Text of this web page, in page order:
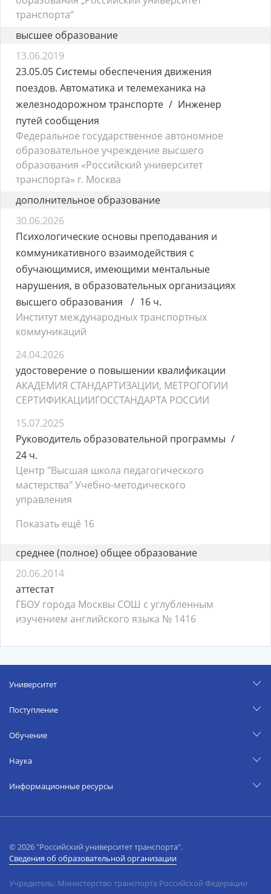
транспорта“
высшее образование
13.06.2019
23.05.05 Системы обеспечения движения
поездов. Автоматика и телемеханика на
железнодорожном транспорте
Инженер
путей сообщения
Федеральное государственное автономное
образовательное учреждение высшего
образования «Российский университет
транспорта» г. Москва
дополнительное образование
30.06.2026
Психологические основы преподавания и
коммуникативного взаимодействия с
обучающимися, имеющими ментальные
нарушения, в образовательных организациях
высшего образования
16 ч.
Институт международных транспортных
коммуникаций
24.04.2026
удостоверение о повышении квалификации
АКАДЕМИЯ СТАНДАРТИЗАЦИИ, МЕТРОГОГИИ
СЕРТИФИКАЦИИГОССТАНДАРТА РОССИИ
15.07.2025
Руководитель образовательной программы
24 ч.
Центр "Высшая школа педагогического
мастерства" Учебно-методического
управления
Показать ещё 16
среднее (полное) общее образование
20.06.2014
аттестат
ГБОУ города Москвы СОШ с углубленным
изучением английского языка № 1416
Университет
Поступление
Обучение
Наука
Информационные ресурсы
© 2026 "Российский университет транспорта".
Сведения об образовательной организации
Учредитель: Министерство транспорта Российской Федерации